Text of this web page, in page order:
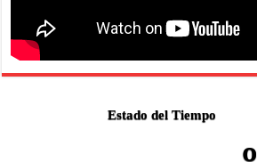
Estado del Tiempo